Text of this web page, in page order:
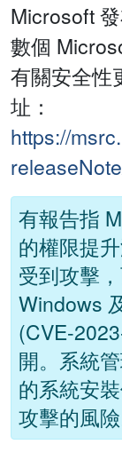
Microsoft
數個
有關安全性
址：
https://
有報告指
的權限提
受到攻擊
Windows
(CVE-
開。系統
的系統安
攻擊的風險